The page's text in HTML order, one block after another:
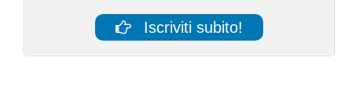
Iscriviti subito!